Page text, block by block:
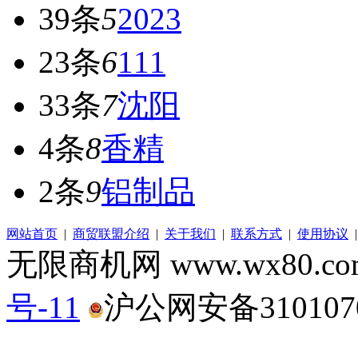
39条52023
23条6111
33条7沈阳
4条8香精
2条9铝制品
网站首页 | 商贸联盟介绍 | 关于我们 | 联系方式 | 使用协议
无限商机网
号-11
沪公网安备